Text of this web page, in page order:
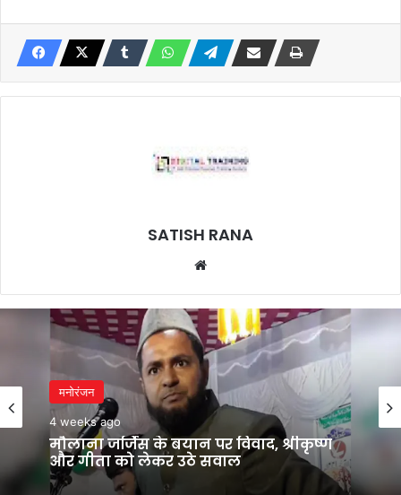
SATISH RANA
मनोरंजन
4 weeks ago
मौलाना जर्जिस के बयान पर विवाद, श्रीकृष्ण
और गीता को लेकर उठे सवाल